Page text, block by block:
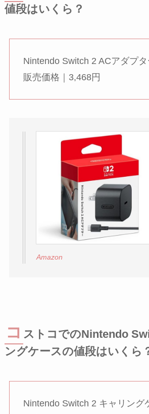
値段はいくら？
Nintendo Switch 2 ACアダプタ
販売価格｜3,468円
Amazon
コ ストコでのNintendo
ングケースの値段はいくら
Nintendo Switch 2 キャリング